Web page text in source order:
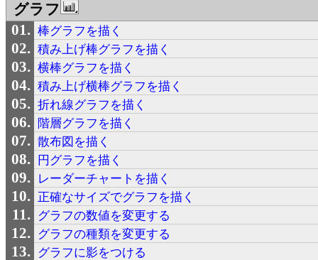
グラフ
棒グラフを描く
積み上げ棒グラフを描く
横棒グラフを描く
積み上げ横棒グラフを描く
折れ線グラフを描く
階層グラフを描く
散布図を描く
円グラフを描く
レーダーチャートを描く
正確なサイズでグラフを描く
グラフの数値を変更する
グラフの種類を変更する
グラフに影をつける